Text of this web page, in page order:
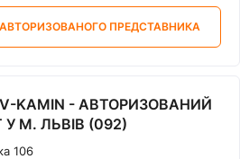
ПРЕДСТАВНИКА
KAMIN - АВТОРИЗОВАНИЙ
М. ЛЬВІВ (092)
106